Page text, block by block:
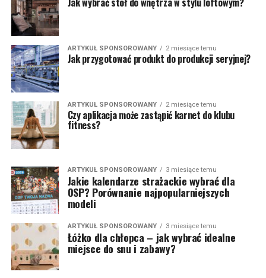
ARTYKUŁ SPONSOROWANY 2 miesiące temu
Jak przygotować produkt do produkcji seryjnej?
ARTYKUŁ SPONSOROWANY 2 miesiące temu
Czy aplikacja może zastąpić karnet do klubu
fitness?
ARTYKUŁ SPONSOROWANY 3 miesiące temu
Jakie kalendarze strażackie wybrać dla
OSP? Porównanie najpopularniejszych
modeli
ARTYKUŁ SPONSOROWANY 3 miesiące temu
Łóżko dla chłopca – jak wybrać idealne
miejsce do snu i zabawy?